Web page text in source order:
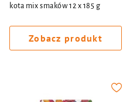
kota mix smaków 12 x 185 g
Zobacz produkt